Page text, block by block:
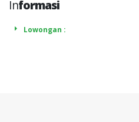
Informasi
Lowongan :